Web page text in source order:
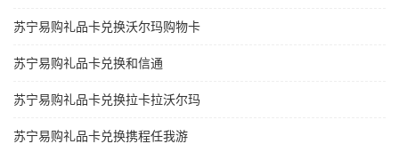
苏宁易购礼品卡兑换沃尔玛购物卡
苏宁易购礼品卡兑换和信通
苏宁易购礼品卡兑换拉卡拉沃尔玛
苏宁易购礼品卡兑换携程任我游